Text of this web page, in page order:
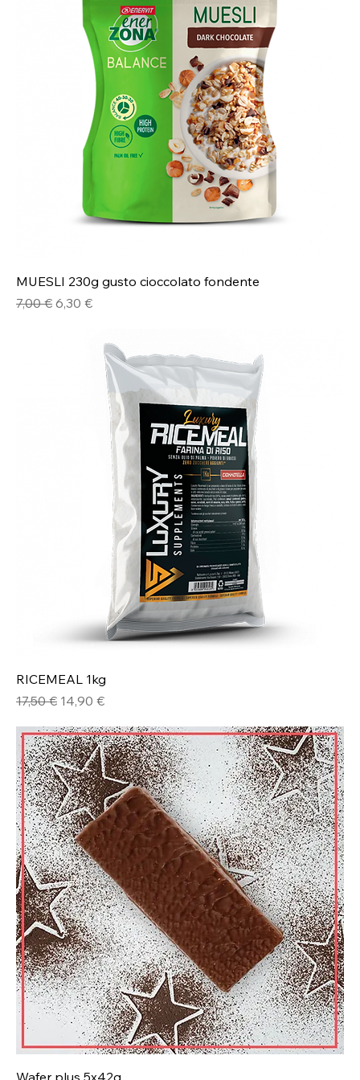
MUESLI 230g gusto cioccolato fondente
Prezzo regolare
7,00 € Prezzo scontato
6,30 €
RICEMEAL 1kg
Prezzo regolare
17,50 € Prezzo scontato
14,90 €